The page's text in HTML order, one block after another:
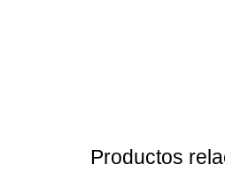
Productos